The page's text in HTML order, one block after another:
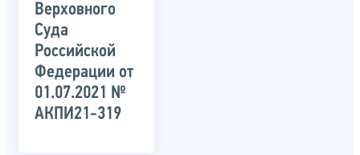
Верховного
Суда
Российской
Федерации от
01.07.2021 №
АКПИ21-319